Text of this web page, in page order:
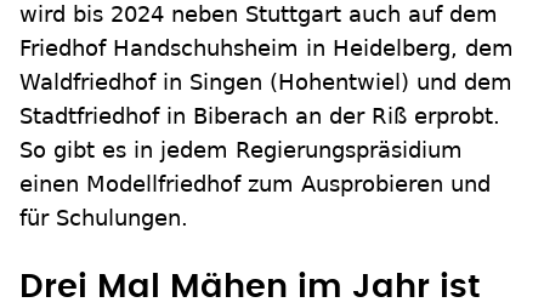
wird bis 2024 neben Stuttgart auch auf dem
Friedhof Handschuhsheim in Heidelberg, dem
Waldfriedhof in Singen (Hohentwiel) und dem
Stadtfriedhof in Biberach an der Riß erprobt.
So gibt es in jedem Regierungspräsidium
einen Modellfriedhof zum Ausprobieren und
für Schulungen.
Drei Mal Mähen im Jahr ist